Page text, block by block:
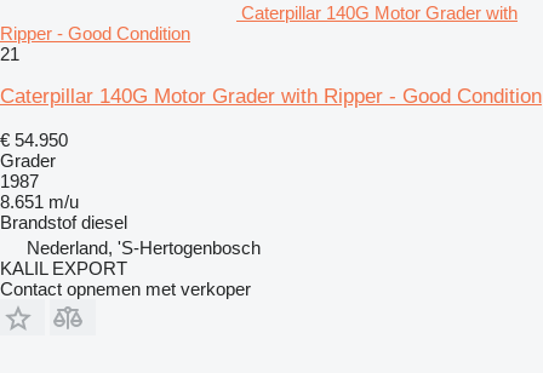
Caterpillar 140G Motor Grader with
Ripper - Good Condition
21
Caterpillar 140G Motor Grader with Ripper - Good Condition
€ 54.950
Grader
1987
8.651 m/u
Brandstof diesel
Nederland, 'S-Hertogenbosch
KALIL EXPORT
Contact opnemen met verkoper